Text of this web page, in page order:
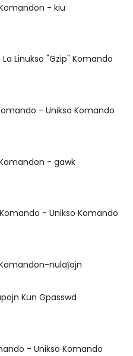
- kiu
Linukso "Gzip" Komando
- Unikso Komando
- gawk
- Unikso Komando
nulaĵojn
Kun Gpasswd
- Unikso Komando